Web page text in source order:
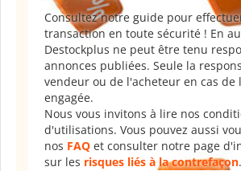
Consultez notre guide pour
transaction en toute sécurité ! En
Destockplus ne peut être tenu
annonces publiées. Seule la
vendeur ou de l'acheteur en cas de
engagée.
Nous vous invitons à lire nos
d'utilisations. Vous pouvez aussi
nos FAQ et consulter notre page
sur les risques liés à la contrefaçon.